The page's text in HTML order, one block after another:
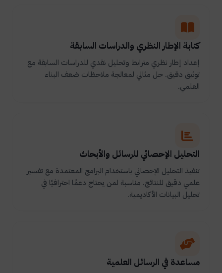
كتابة الإطار النظري والدراسات السابقة
إعداد إطار نظري مترابط وتحليل نقدي للدراسات السابقة مع
توثيق دقيق. حل مثالي لمعالجة ملاحظات ضعف البناء
العلمي.
التحليل الإحصائي للرسائل والأبحاث
تنفيذ التحليل الإحصائي باستخدام البرامج المعتمدة مع تفسير
علمي دقيق للنتائج. مناسبة لمن يحتاج دعمًا احترافيًا في
تحليل البيانات الأكاديمية.
مساعدة في الرسائل العلمية